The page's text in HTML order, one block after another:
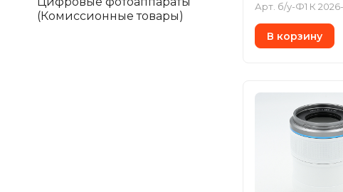
Арт. б/у-Ф1 К
В корзину
(Комиссионные товары)